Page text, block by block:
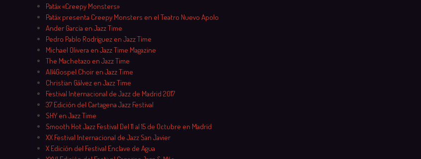
Patáx «Creepy Monsters»
Patáx presenta Creepy Monsters en el Teatro Nuevo Apolo
Ander García en Jazz Time
Pedro Pablo Rodríguez en Jazz Time
Michael Olivera en Jazz Time Magazine
The Machetazo en Jazz Time
All4Gospel Choir en Jazz Time
Christian Gálvez en Jazz Time
Festival Internacional de Jazz de Madrid 2017
37 Edición del Cartagena Jazz Festival
SHY en Jazz Time
Smooth Hot Jazz Festival Del 11 al 15 de Octubre en Madrid
XX Festival Internacional de Jazz San Javier
X Edición del Festival Enclave de Agua